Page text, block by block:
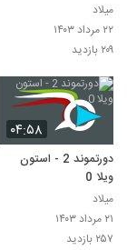
میلاد
۲۲ مرداد ۱۴۰۳
۲۰۹ بازدید
۰۴:۵۸
دورتموند 2 - استون
ویلا 0
میلاد
۲۱ مرداد ۱۴۰۳
۲۵۷ بازدید